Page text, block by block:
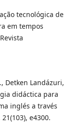
tecnológica de
em tempos
Detken Landázuri,
didáctica para
inglés a través
e4300.